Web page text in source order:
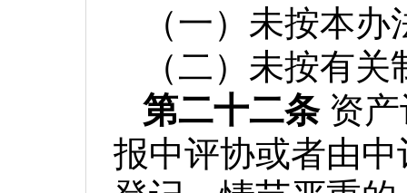
（一）未按本
（二）未按有
第二十二条 资
报中评协或者由